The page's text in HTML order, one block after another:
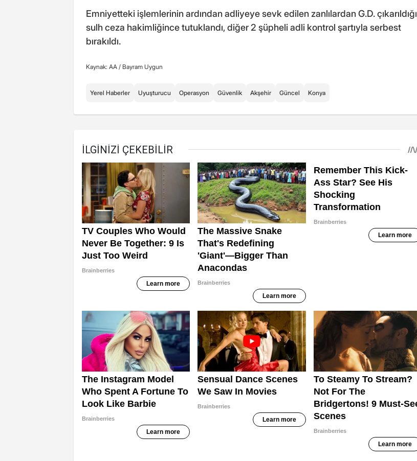
Emniyetteki işlemlerinin ardından adliyeye sevk edilen zanlılardan G.D. çıkarıldığı
sulh ceza hakimliğince tutuklandı, diğer 2 şüpheli adli kontrol şartıyla serbest
bırakıldı.
Kaynak: AA / Bayram Uygun
Yerel Haberler Uyuşturucu Operasyon Güvenlik Akşehir Güncel Konya